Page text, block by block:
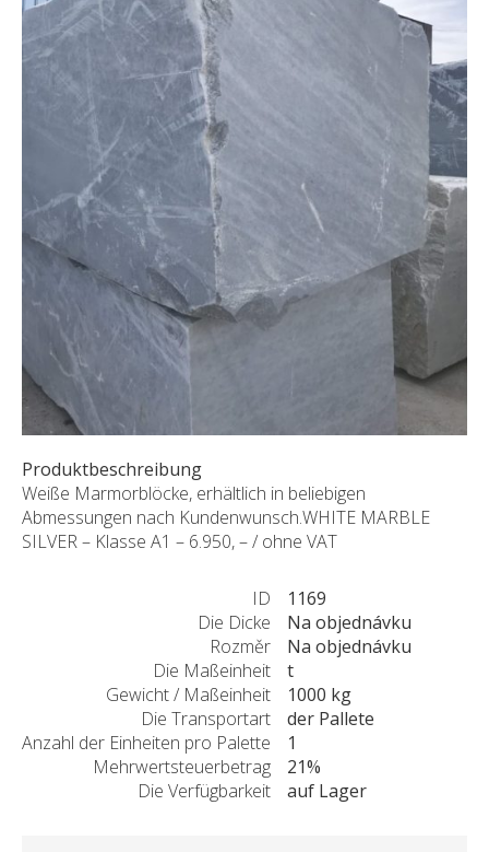
SONDERNABFERTIGUNGEN
ÜBER UNS
AKTUALITÄTEN
SHOWROOM
KONTAKT
Produktbeschreibung
Weiße Marmorblöcke, erhältlich in beliebigen
Abmessungen nach Kundenwunsch.WHITE MARBLE
SILVER – Klasse A1 – 6.950, – / ohne VAT
ID
1169
Die Dicke
Na objednávku
Rozměr
Na objednávku
Die Maßeinheit
t
Gewicht / Maßeinheit
1000 kg
Die Transportart
der Pallete
Anzahl der Einheiten pro Palette
1
Mehrwertsteuerbetrag
21%
Die Verfügbarkeit
auf Lager